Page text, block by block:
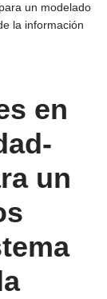
un modelado
la información
en
un